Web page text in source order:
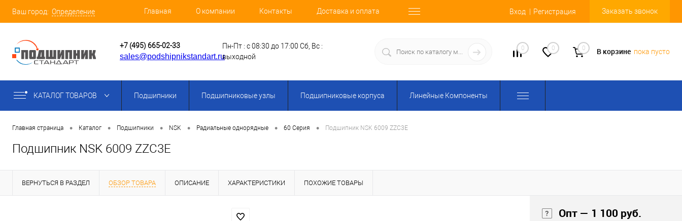
Ваш город: Определение Главная О компании Контакты Доставка и оплата Вход Регистрация Заказать звонок
+7 (495) 665-02-33
sales@podshipnikstandart.ru
Пн-Пт : с 08:30 до 17:00 Сб, Вс :
выходной
0 0 0 В корзине пока пусто
КАТАЛОГ ТОВАРОВ Подшипники Подшипниковые узлы Подшипниковые корпуса Линейные Компоненты
Главная страница • Каталог • Подшипники • NSK • Радиальные однорядные • 60 Серия • Подшипник NSK 6009 ZZC3E
Подшипник NSK 6009 ZZC3E
ВЕРНУТЬСЯ В РАЗДЕЛ ОБЗОР ТОВАРА ОПИСАНИЕ ХАРАКТЕРИСТИКИ ПОХОЖИЕ ТОВАРЫ
Опт — 1 100 руб.